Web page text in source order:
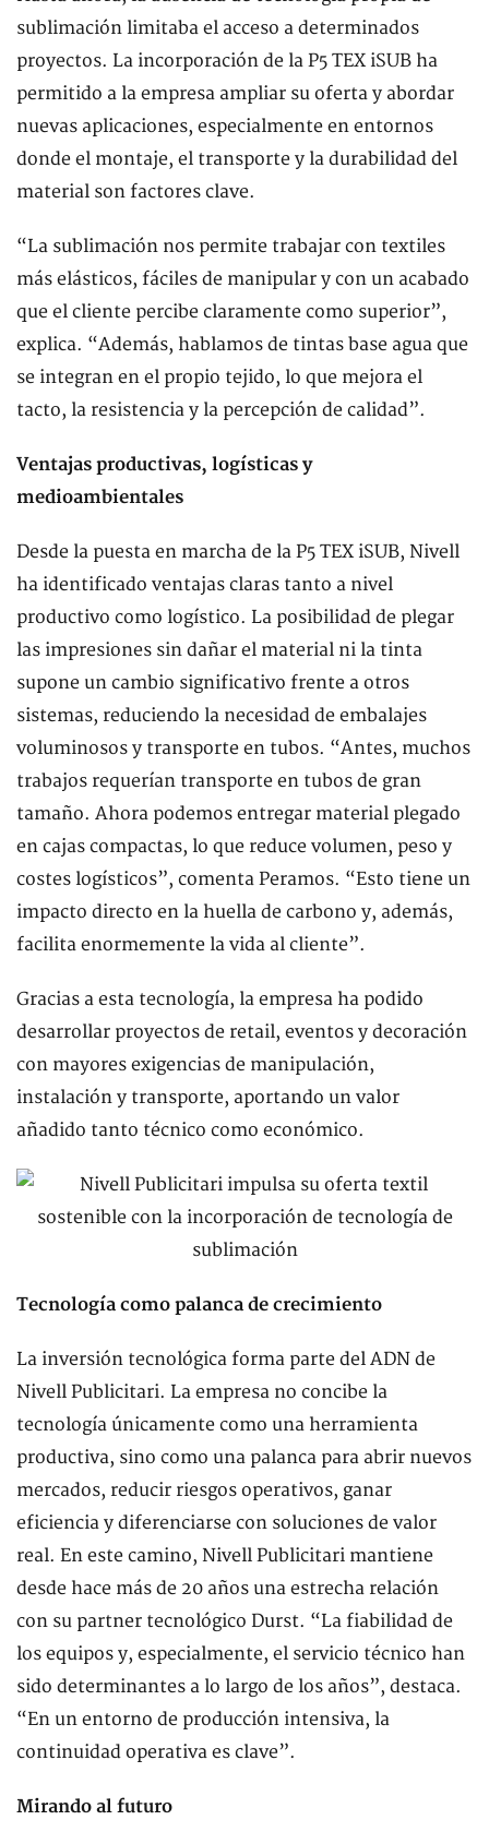
sublimación limitaba el acceso a determinados
proyectos. La incorporación de la P5 TEX iSUB ha
permitido a la empresa ampliar su oferta y abordar
nuevas aplicaciones, especialmente en entornos
donde el montaje, el transporte y la durabilidad del
material son factores clave.
“La sublimación nos permite trabajar con textiles
más elásticos, fáciles de manipular y con un acabado
que el cliente percibe claramente como superior”,
explica. “Además, hablamos de tintas base agua que
se integran en el propio tejido, lo que mejora el
tacto, la resistencia y la percepción de calidad”.
Ventajas productivas, logísticas y
medioambientales
Desde la puesta en marcha de la P5 TEX iSUB, Nivell
ha identificado ventajas claras tanto a nivel
productivo como logístico. La posibilidad de plegar
las impresiones sin dañar el material ni la tinta
supone un cambio significativo frente a otros
sistemas, reduciendo la necesidad de embalajes
voluminosos y transporte en tubos. “Antes, muchos
trabajos requerían transporte en tubos de gran
tamaño. Ahora podemos entregar material plegado
en cajas compactas, lo que reduce volumen, peso y
costes logísticos”, comenta Peramos. “Esto tiene un
impacto directo en la huella de carbono y, además,
facilita enormemente la vida al cliente”.
Gracias a esta tecnología, la empresa ha podido
desarrollar proyectos de retail, eventos y decoración
con mayores exigencias de manipulación,
instalación y transporte, aportando un valor
añadido tanto técnico como económico.
Tecnología como palanca de crecimiento
La inversión tecnológica forma parte del ADN de
Nivell Publicitari. La empresa no concibe la
tecnología únicamente como una herramienta
productiva, sino como una palanca para abrir nuevos
mercados, reducir riesgos operativos, ganar
eficiencia y diferenciarse con soluciones de valor
real. En este camino, Nivell Publicitari mantiene
desde hace más de 20 años una estrecha relación
con su partner tecnológico Durst. “La fiabilidad de
los equipos y, especialmente, el servicio técnico han
sido determinantes a lo largo de los años”, destaca.
“En un entorno de producción intensiva, la
continuidad operativa es clave”.
Mirando al futuro